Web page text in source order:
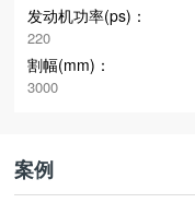
发动机功率(ps)：
220
割幅(mm)：
3000
案例